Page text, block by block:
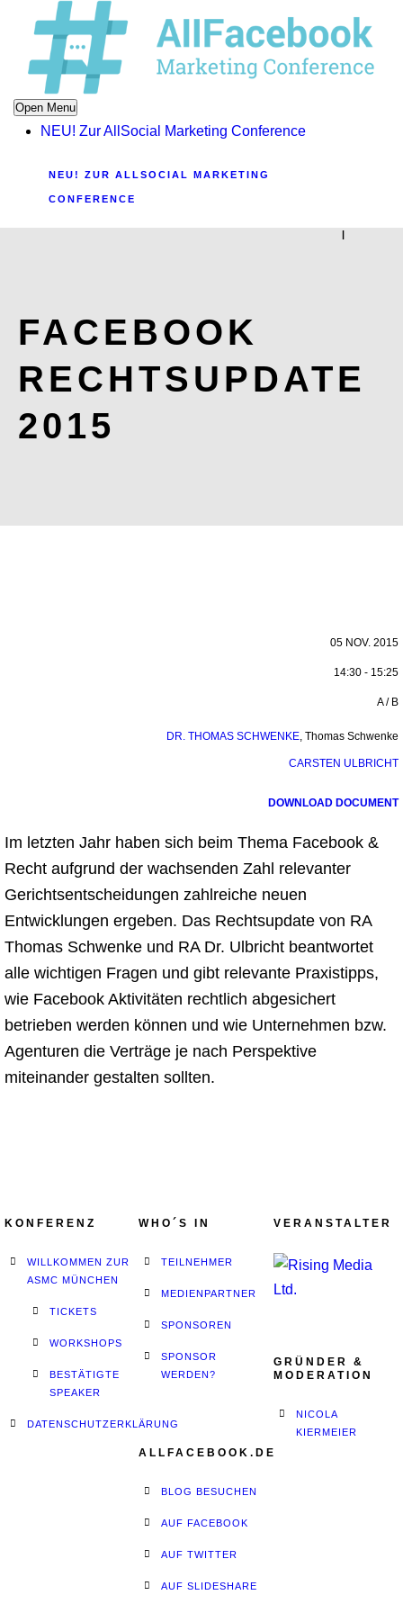
Open Menu
NEU! Zur AllSocial Marketing Conference
NEU! ZUR ALLSOCIAL MARKETING
CONFERENCE
|
FACEBOOK
RECHTSUPDATE
2015
05 NOV. 2015
14:30 - 15:25
A / B
DR. THOMAS SCHWENKE Thomas Schwenke
CARSTEN ULBRICHT
DOWNLOAD DOCUMENT
Im letzten Jahr haben sich beim Thema Facebook &
Recht aufgrund der wachsenden Zahl relevanter
Gerichtsentscheidungen zahlreiche neuen
Entwicklungen ergeben. Das Rechtsupdate von RA
Thomas Schwenke und RA Dr. Ulbricht beantwortet
alle wichtigen Fragen und gibt relevante Praxistipps,
wie Facebook Aktivitäten rechtlich abgesichert
betrieben werden können und wie Unternehmen bzw.
Agenturen die Verträge je nach Perspektive
miteinander gestalten sollten.
KONFERENZ
WILLKOMMEN ZUR
ASMC MÜNCHEN
TICKETS
WORKSHOPS
BESTÄTIGTE
SPEAKER
DATENSCHUTZERKLÄRUNG
WHO´S IN
TEILNEHMER
MEDIENPARTNER
SPONSOREN
SPONSOR
WERDEN?
ALLFACEBOOK.DE
BLOG BESUCHEN
AUF FACEBOOK
AUF TWITTER
AUF SLIDESHARE
VERANSTALTER
GRÜNDER &
MODERATION
NICOLA
KIERMEIER